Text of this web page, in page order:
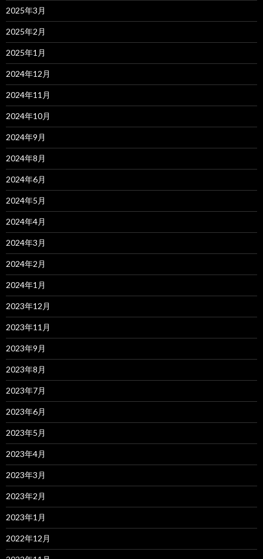
2025年3月
2025年2月
2025年1月
2024年12月
2024年11月
2024年10月
2024年9月
2024年8月
2024年6月
2024年5月
2024年4月
2024年3月
2024年2月
2024年1月
2023年12月
2023年11月
2023年9月
2023年8月
2023年7月
2023年6月
2023年5月
2023年4月
2023年3月
2023年2月
2023年1月
2022年12月